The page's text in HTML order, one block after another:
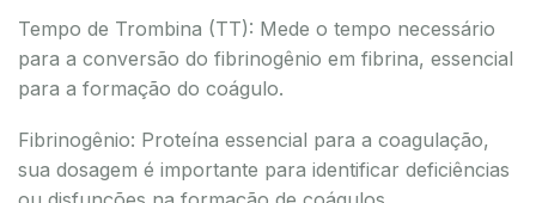
Tempo de Trombina (TT): Mede o tempo necessário
para a conversão do fibrinogênio em fibrina, essencial
para a formação do coágulo.
Fibrinogênio: Proteína essencial para a coagulação,
sua dosagem é importante para identificar deficiências